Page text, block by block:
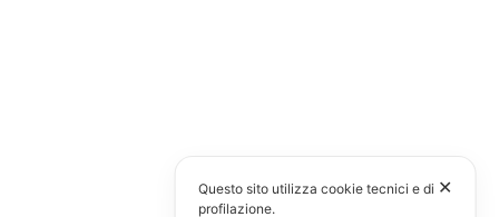
✕
Questo sito utilizza cookie tecnici e di
profilazione.